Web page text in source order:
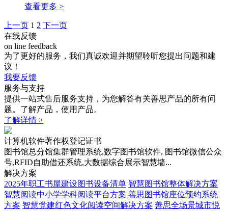
查看更多 >
上一页 1 2 下一页
在线反馈
on line feedback
为了更好的服务，我们真诚欢迎并期望聆听您提出问题和建
议！
我要反馈
服务与支持
提供一站式售后服务支持，为您解答有关善思产品的所有问
题。了解产品，使用产品。
了解详情 >
计算机软件著作权登记证书
图书馆总分馆集群管理系统,数字图书馆软件, 图书馆微信公众
号,RFID自助借还系统,大数据综合展示智慧墙...
解决方案
2025年职工书屋建设图书设备清单 智慧图书馆整体解决方案
智慧阅读中小学学科阅读平台方案 善思图书馆座位预约系统
方案 智慧党建红色文化阅读空间解决方案 善思全场景城市悦